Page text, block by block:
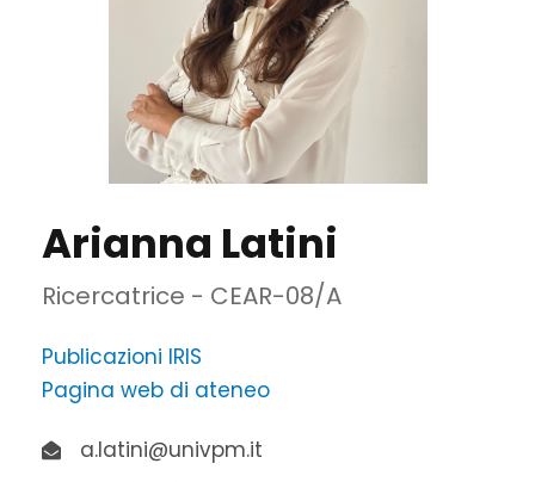
Arianna Latini
Ricercatrice - CEAR-08/A
Publicazioni IRIS
Pagina web di ateneo
a.latini@univpm.it